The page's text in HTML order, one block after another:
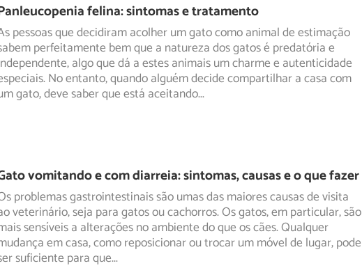
felina: sintomas e tratamento
pessoas que decidiram acolher um gato como animal de estimação
perfeitamente bem que a natureza dos gatos é predatória e
algo que dá a estes animais um charme e autenticidade
No entanto, quando alguém decide compartilhar a casa com
gato, deve saber que está aceitando...
vomitando e com diarreia: sintomas, causas e o que fazer
problemas gastrointestinais são umas das maiores causas de visita
veterinário, seja para gatos ou cachorros. Os gatos, em particular,são
sensíveis a alterações no ambiente do que os cães. Qualquer
em casa, como reposicionar ou trocar um móvel de lugar, pode
suficiente para que...